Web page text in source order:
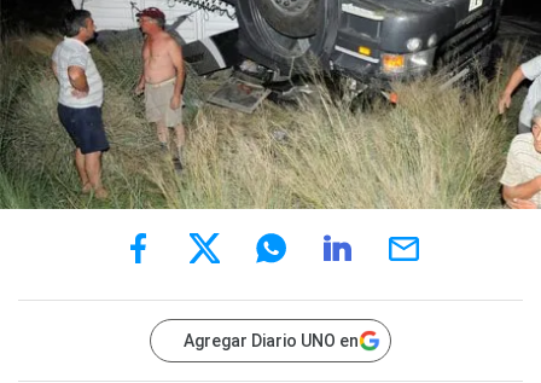
Agregar Diario UNO en